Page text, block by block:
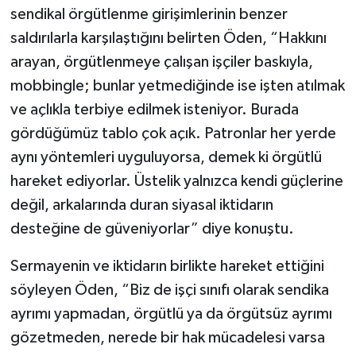
sendikal örgütlenme girişimlerinin benzer
saldırılarla karşılaştığını belirten Öden, “Hakkını
arayan, örgütlenmeye çalışan işçiler baskıyla,
mobbingle; bunlar yetmediğinde ise işten atılmak
ve açlıkla terbiye edilmek isteniyor. Burada
gördüğümüz tablo çok açık. Patronlar her yerde
aynı yöntemleri uyguluyorsa, demek ki örgütlü
hareket ediyorlar. Üstelik yalnızca kendi güçlerine
değil, arkalarında duran siyasal iktidarın
desteğine de güveniyorlar” diye konuştu.
Sermayenin ve iktidarın birlikte hareket ettiğini
söyleyen Öden, “Biz de işçi sınıfı olarak sendika
ayrımı yapmadan, örgütlü ya da örgütsüz ayrımı
gözetmeden, nerede bir hak mücadelesi varsa